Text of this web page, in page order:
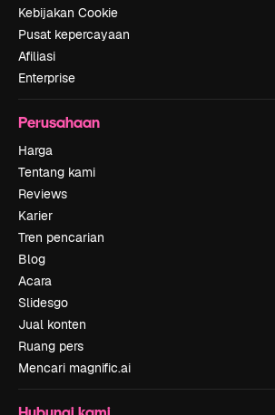
Kebijakan Cookie
Pusat kepercayaan
Afiliasi
Enterprise
Perusahaan
Harga
Tentang kami
Reviews
Karier
Tren pencarian
Blog
Acara
Slidesgo
Jual konten
Ruang pers
Mencari magnific.ai